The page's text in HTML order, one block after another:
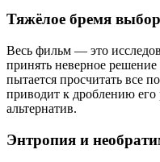
Тяжёлое бремя
Весь фильм — это
принять неверное
пытается просчитать все
приводит к дроблению его
альтернатив.
Энтропия и